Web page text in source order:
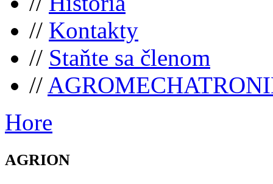
// Kontakty
// Staňte sa členom
//
Hore
AGRION